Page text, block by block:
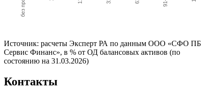
Источник: расчеты Эксперт РА по данным ООО «СФО ПБ
Сервис Финанс», в % от ОД балансовых активов (по
состоянию на 31.03.2026)
Контакты